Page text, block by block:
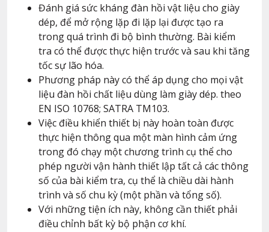
Đánh giá sức kháng đàn hồi vật liệu cho giày
dép, để mở rộng lặp đi lặp lại được tạo ra
trong quá trình đi bộ bình thường. Bài kiểm
tra có thể được thực hiện trước và sau khi tăng
tốc sự lão hóa.
Phương pháp này có thể áp dụng cho mọi vật
liệu đàn hồi chất liệu dùng làm giày dép. theo
EN ISO 10768; SATRA TM103.
Việc điều khiển thiết bị này hoàn toàn được
thực hiện thông qua một màn hình cảm ứng
trong đó chạy một chương trình cụ thể cho
phép người vận hành thiết lập tất cả các thông
số của bài kiểm tra, cụ thể là chiều dài hành
trình và số chu kỳ (một phần và tổng số).
Với những tiện ích này, không cần thiết phải
điều chỉnh bất kỳ bộ phận cơ khí.